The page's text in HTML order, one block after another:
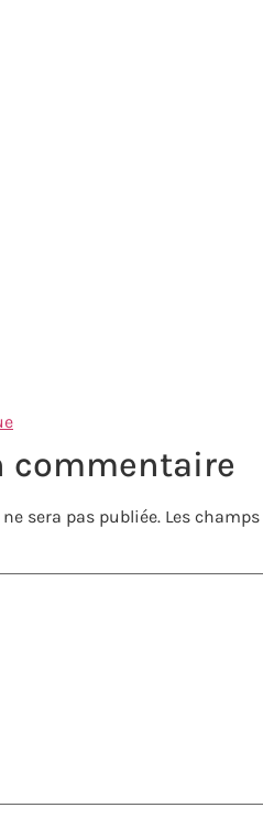
commentaire
sera pas publiée. Les